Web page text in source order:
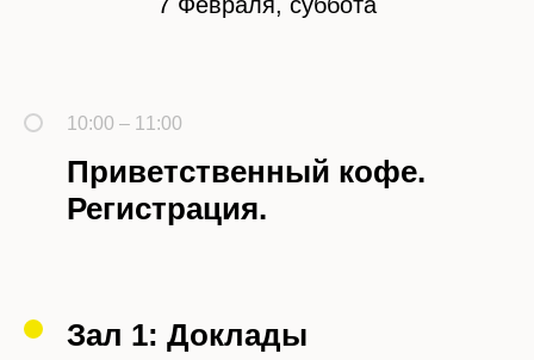
10:00 – 11:00
Приветственный кофе.
Регистрация.
Зал 1: Доклады